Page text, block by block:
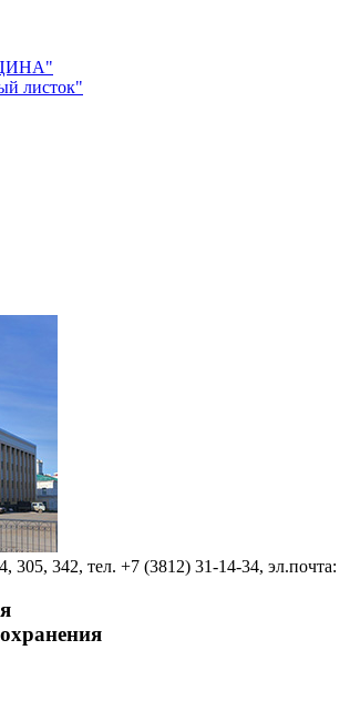
листок"
342, тел. +7 (3812) 31-14-34, эл.почта: